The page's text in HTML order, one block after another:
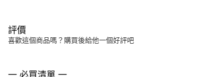
評價
喜歡這個商品嗎？購買後給他一個好評吧
一 必買清單 一